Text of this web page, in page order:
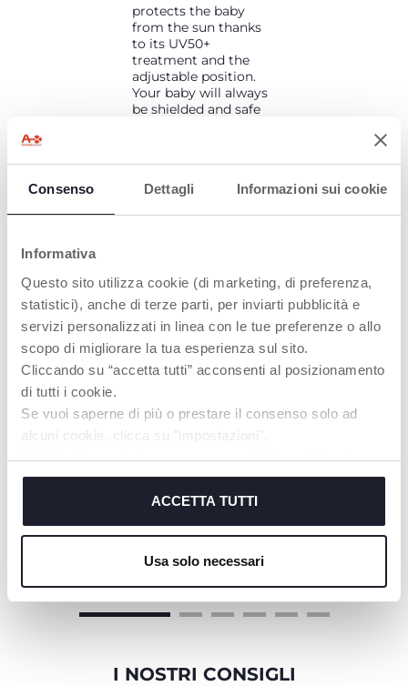
Consenso Dettagli Informazioni sui cookie
Informativa
Questo sito utilizza cookie (di marketing, di preferenza,
statistici), anche di terze parti, per inviarti pubblicità e
servizi personalizzati in linea con le tue preferenze o allo
scopo di migliorare la tua esperienza sul sito.
Cliccando su “accetta tutti” acconsenti al posizionamento
di tutti i cookie.
Se vuoi saperne di più o prestare il consenso solo ad
alcuni cookie, clicca su "impostazioni".
Chiudendo questo banner acconsenti all’uso dei soli
cookie tecnici, indispensabili per fruire del servizio
ACCETTA TUTTI
Usa solo necessari
protects the baby
from the sun thanks
to its UV50+
treatment and the
adjustable position.
Your baby will always
be shielded and safe
chassis.
PRODOTTI CHE POTREBBERO
INTERESSARTI
+ COLORI
Sacco Caldo
I NOSTRI CONSIGLI